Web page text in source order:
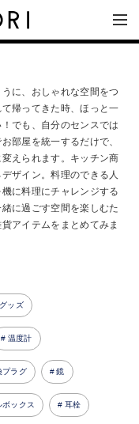
に、おしゃれな空間をつ
帰ってきた時、ほっと一
でも、自分のセンスでは
部屋を統一するだけで、
えられます。キッチン商
ザイン。料理のできる人
に料理にチャレンジする
に過ごす空間を楽しむた
アイテムをまとめてみま
ッズ
温度計
プラグ 鏡
ックス 耳栓